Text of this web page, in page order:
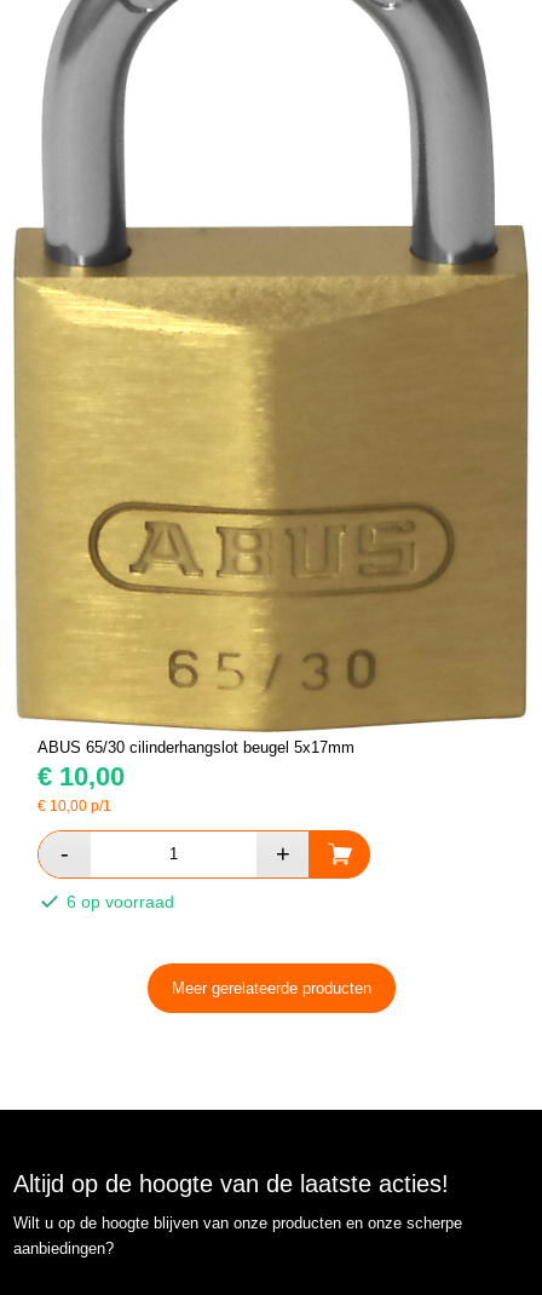
ABUS 65/30 cilinderhangslot beugel 5x17mm
€ 10,00
€ 10,00 p/1
6 op voorraad
Meer gerelateerde producten
Altijd op de hoogte van de laatste acties!
Wilt u op de hoogte blijven van onze producten en onze scherpe
aanbiedingen?